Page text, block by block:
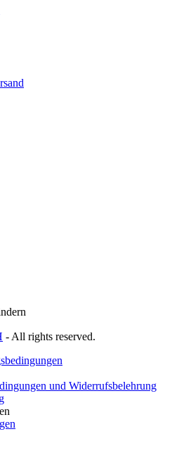
- All rights reserved.
und Widerrufsbelehrung